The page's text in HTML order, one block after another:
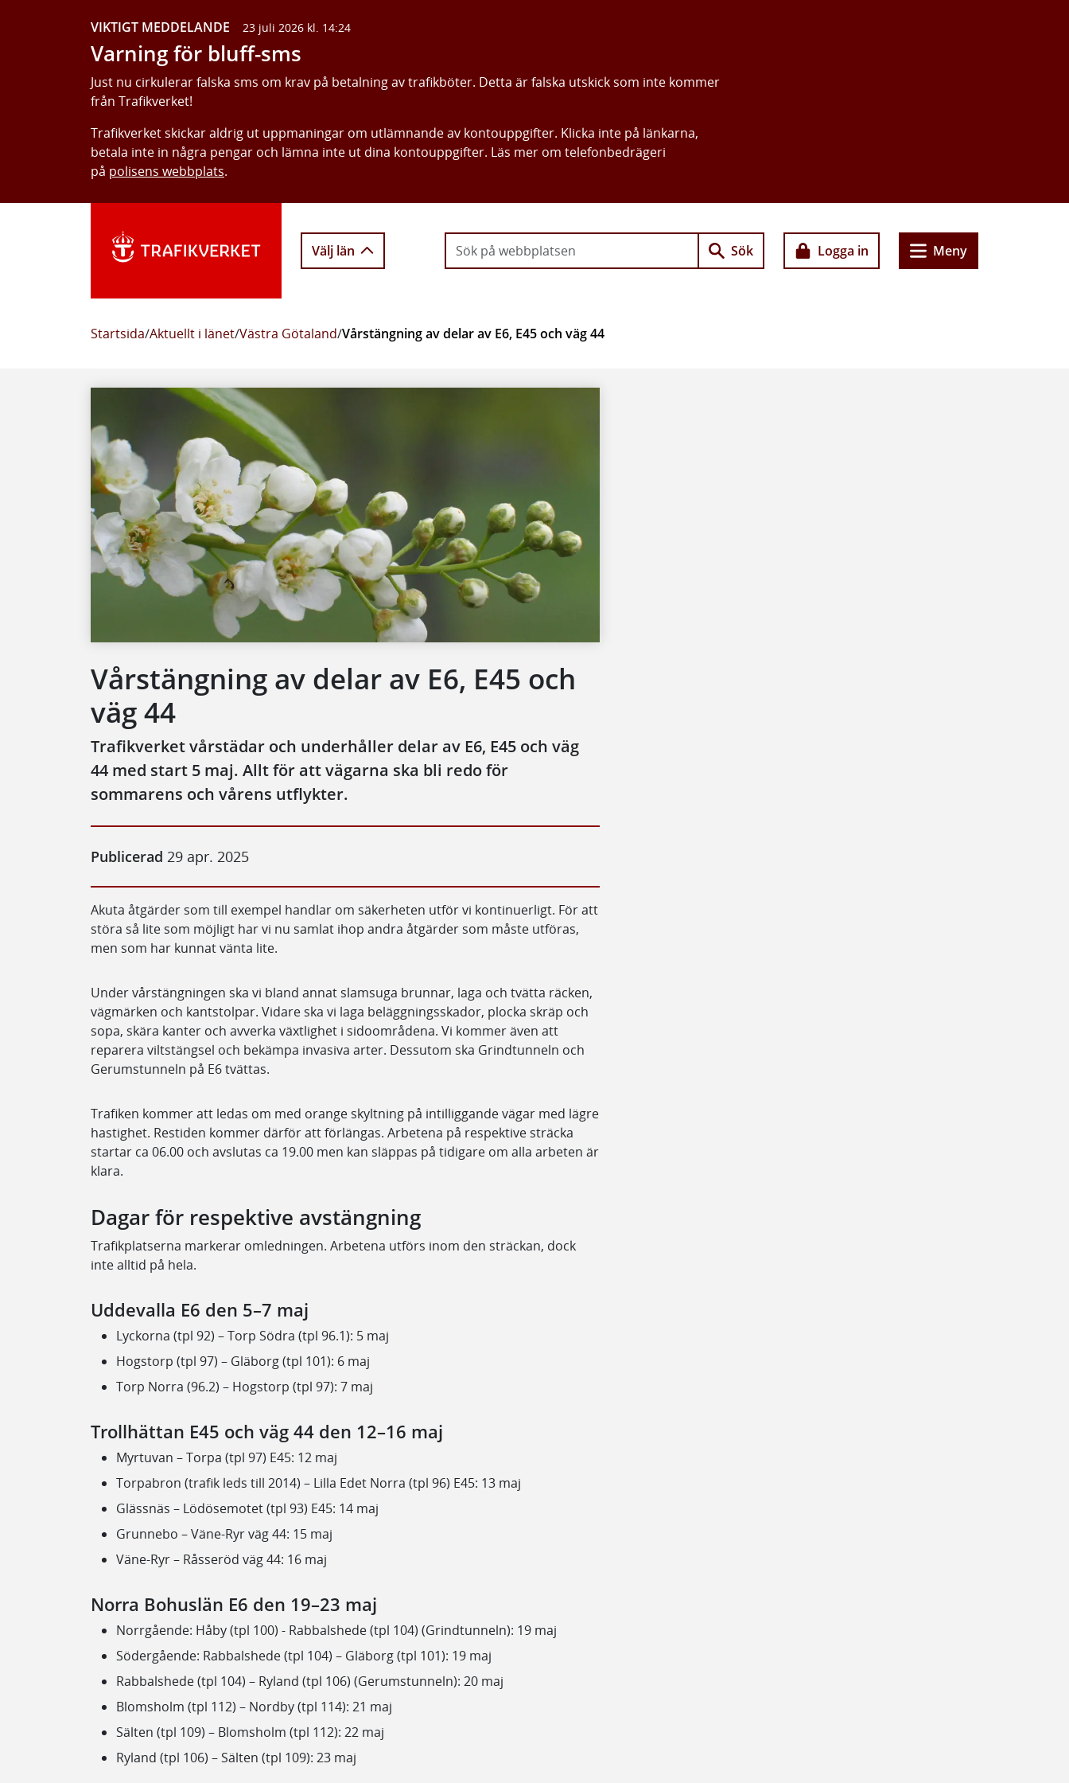
VIKTIGT MEDDELANDE 23 juli 2026 kl. 14:24
Varning för bluff-sms
Just nu cirkulerar falska sms om krav på betalning av trafikböter. Detta är falska utskick som inte kommer
från Trafikverket!
Trafikverket skickar aldrig ut uppmaningar om utlämnande av kontouppgifter. Klicka inte på länkarna,
betala inte in några pengar och lämna inte ut dina kontouppgifter. Läs mer om telefonbedrägeri
på polisens webbplats.
Välj län Sök Logga in Meny
Startsida/Aktuellt i länet/Västra Götaland/Vårstängning av delar av E6, E45 och väg 44
Vårstängning av delar av E6, E45 och
väg 44
Trafikverket vårstädar och underhåller delar av E6, E45 och väg
44 med start 5 maj. Allt för att vägarna ska bli redo för
sommarens och vårens utflykter.
Publicerad 29 apr. 2025
Akuta åtgärder som till exempel handlar om säkerheten utför vi kontinuerligt. För att
störa så lite som möjligt har vi nu samlat ihop andra åtgärder som måste utföras,
men som har kunnat vänta lite.
Under vårstängningen ska vi bland annat slamsuga brunnar, laga och tvätta räcken,
vägmärken och kantstolpar. Vidare ska vi laga beläggningsskador, plocka skräp och
sopa, skära kanter och avverka växtlighet i sidoområdena. Vi kommer även att
reparera viltstängsel och bekämpa invasiva arter. Dessutom ska Grindtunneln och
Gerumstunneln på E6 tvättas.
Trafiken kommer att ledas om med orange skyltning på intilliggande vägar med lägre
hastighet. Restiden kommer därför att förlängas. Arbetena på respektive sträcka
startar ca 06.00 och avslutas ca 19.00 men kan släppas på tidigare om alla arbeten är
klara.
Dagar för respektive avstängning
Trafikplatserna markerar omledningen. Arbetena utförs inom den sträckan, dock
inte alltid på hela.
Uddevalla E6 den 5–7 maj
Lyckorna (tpl 92) – Torp Södra (tpl 96.1): 5 maj
Hogstorp (tpl 97) – Gläborg (tpl 101): 6 maj
Torp Norra (96.2) – Hogstorp (tpl 97): 7 maj
Trollhättan E45 och väg 44 den 12–16 maj
Myrtuvan – Torpa (tpl 97) E45: 12 maj
Torpabron (trafik leds till 2014) – Lilla Edet Norra (tpl 96) E45: 13 maj
Glässnäs – Lödösemotet (tpl 93) E45: 14 maj
Grunnebo – Väne-Ryr väg 44: 15 maj
Väne-Ryr – Råsseröd väg 44: 16 maj
Norra Bohuslän E6 den 19–23 maj
Norrgående: Håby (tpl 100) - Rabbalshede (tpl 104) (Grindtunneln): 19 maj
Södergående: Rabbalshede (tpl 104) – Gläborg (tpl 101): 19 maj
Rabbalshede (tpl 104) – Ryland (tpl 106) (Gerumstunneln): 20 maj
Blomsholm (tpl 112) – Nordby (tpl 114): 21 maj
Sälten (tpl 109) – Blomsholm (tpl 112): 22 maj
Ryland (tpl 106) – Sälten (tpl 109): 23 maj